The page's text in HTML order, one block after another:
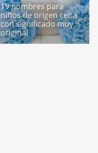
19 nombres para
niños de origen celta
con significado muy
original